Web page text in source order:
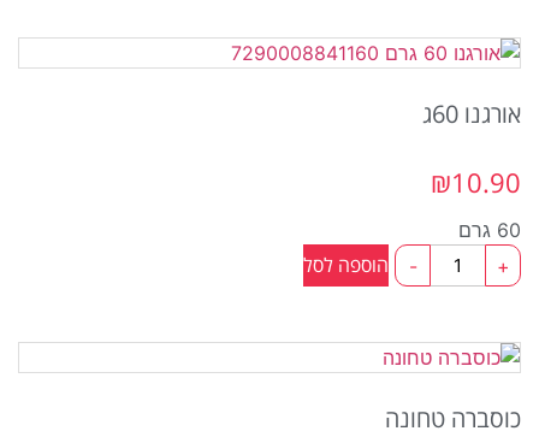
אורגנו 60ג
₪10.90
60 גרם
-
כמות
אורגנו
+ הוספה לסל
כוסברה טחונה